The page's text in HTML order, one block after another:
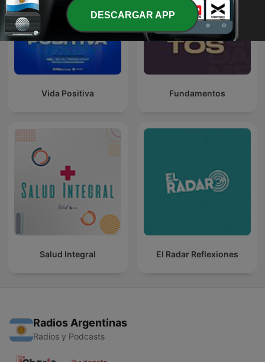
Vida Positiva Fundamentos
Salud Integral El Radar Reflexiones
Radios Argentinas
Radios y Podcasts
DESCARGAR APP